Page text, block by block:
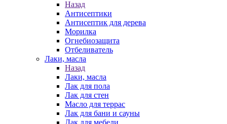
Назад
Антисептики
Антисептик для дерева
Морилка
Огнебиозащита
Отбеливатель
Лаки, масла
Назад
Лаки, масла
Лак для пола
Лак для стен
Масло для террас
Лак для бани и сауны
Лак для мебели